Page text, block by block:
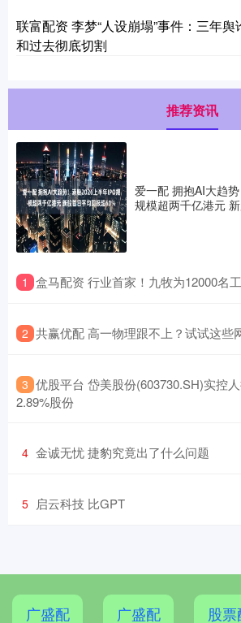
联富配资 李梦“人设崩塌”事件：三年
和过去彻底切割
推荐资讯
爱一配 拥抱AI大趋
规模超两千亿港元
1 盒马配资 行业首家！九牧为12000名
2 共赢优配 高一物理跟不上？试试这些
3 优股平台 岱美股份(603730.SH)实控
2.89%股份
4 ​金诚无忧 捷豹究竟出了什么问题
5 ​启云科技 比GPT
广盛配 广盛配 股票